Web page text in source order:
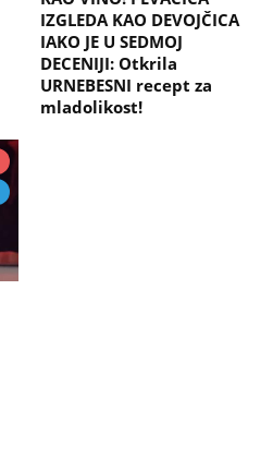
IZGLEDA KAO DEVOJČICA
IAKO JE U SEDMOJ
DECENIJI: Otkrila
URNEBESNI recept za
mladolikost!